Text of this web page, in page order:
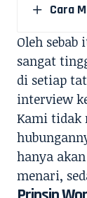
Cara
Oleh
sangat
di setiap
interview
Kami tidak
hanya
menari,